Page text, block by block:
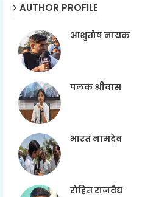
AUTHOR PROFILE
आशुतोष नायक
पलक श्रीवास
भारत नामदेव
रोहित राजवैद्य